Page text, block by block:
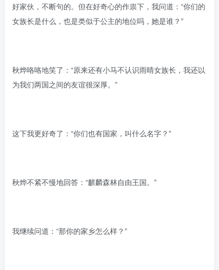
好家伙，不断句的。但在好奇心的作祟下，我问道：“你们的
女族长是什么，也是类似于公主的地位吗，她是谁？”
秋烨咯咯地笑了：“原来还有小马不认识雨晴女族长，我还以
为我们两国之间的友谊很深厚。”
这下我更好奇了：“你们也有国家，叫什么名字？”
秋烨不紧不慢地回答：“麒麟森林自由王国。”
我继续问道：“那你的家乡怎么样？”